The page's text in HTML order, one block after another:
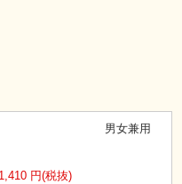
男女兼用
1,410 円(税抜)